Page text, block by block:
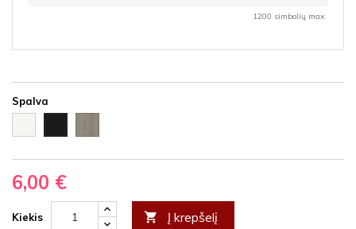
1200 simbolių max.
Spalva
HDF
HDF
latte
6,00 €
Kiekis  Į krepšelį